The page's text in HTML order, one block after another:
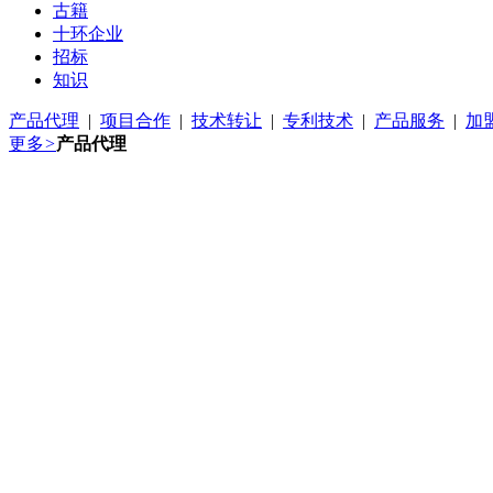
古籍
十环企业
招标
知识
产品代理 | 项目合作 | 技术转让 | 专利技术 | 产品服务 | 加
更多>产品代理